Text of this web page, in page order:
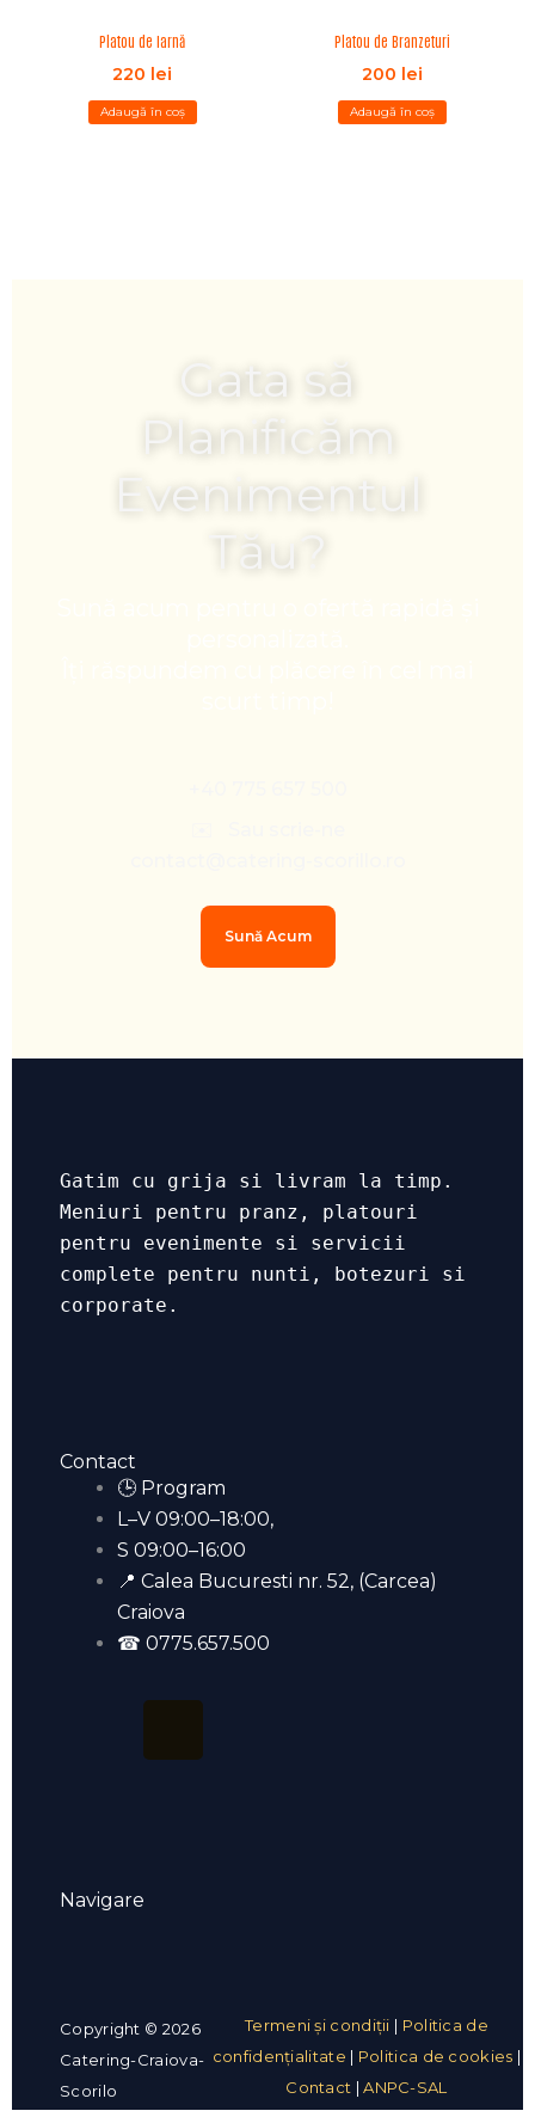
Platou de Iarnă
220 lei
Adaugă în coș
Platou de Branzeturi
200 lei
Adaugă în coș
Gata să
Planificăm
Evenimentul
Tău?
Sună Acum
Gatim cu grija si livram la timp.
Meniuri pentru pranz, platouri
pentru evenimente si servicii
complete pentru nunti, botezuri si
corporate.
Contact
🕒 Program
L–V 09:00–18:00,
S 09:00–16:00
📍 Calea Bucuresti nr. 52, (Carcea)
Craiova
☎ 0775.657.500
e
o
o
T
k
Navigare
Copyright © 2026
Catering-Craiova-
Scorilo
Termeni și condiții | Politica de
confidențialitate | Politica de cookies |
Contact |ANPC-SAL